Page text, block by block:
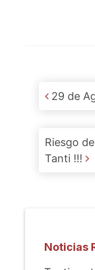
Post
29 de
Riesgo
Tanti !!!
Noticias